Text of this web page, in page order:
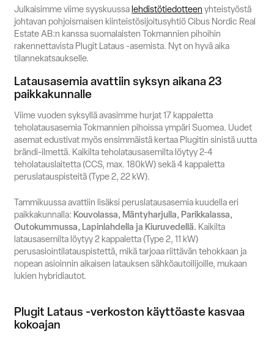
Julkaisimme viime syyskuussalehdistötiedotteen yhteistyöstä
johtavan pohjoismaisen kiinteistösijoitusyhtiö Cibus Nordic Real
Estate AB:n kanssa suomalaisten Tokmannien pihoihin
rakennettavista Plugit Lataus -asemista. Nyt on hyvä aika
tilannekatsaukselle.
Latausasemia avattiin syksyn aikana 23
paikkakunnalle
Viime vuoden syksyllä avasimme hurjat 17 kappaletta
teholatausasemia Tokmannien pihoissa ympäri Suomea. Uudet
asemat edustivat myös ensimmäistä kertaa Plugitin sinistä uutta
brändi-ilmettä. Kaikilta teholatausasemilta löytyy 2-4
teholatauslaitetta (CCS, max. 180kW) sekä 4 kappaletta
peruslatauspisteitä (Type 2, 22 kW).
Tammikuussa avattiin lisäksi peruslatausasemia kuudella eri
paikkakunnalla: Kouvolassa, Mäntyharjulla, Parikkalassa,
Outokummussa, Lapinlahdella ja Kiuruvedellä. Kaikilta
latausasemilta löytyy 2 kappaletta (Type 2, 11 kW)
perusasiointilatauspistettä, mikä tarjoaa riittävän tehokkaan ja
nopean asioinnin aikaisen latauksen sähköautoilijoille, mukaan
lukien hybridiautot.
Plugit Lataus -verkoston käyttöaste kasvaa
kokoajan